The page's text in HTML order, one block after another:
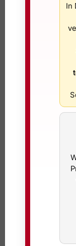
In den
Solarzaun mit 2
In den
In